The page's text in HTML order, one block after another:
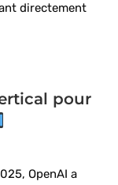
directement
pour
OpenAI a